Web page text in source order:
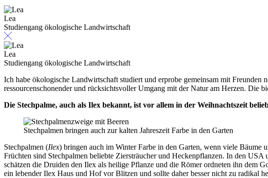
Lea
Studiengang ökologische Landwirtschaft
Lea
Studiengang ökologische Landwirtschaft
Ich habe ökologische Landwirtschaft studiert und erprobe gemeinsam mit
ressourcenschonender und rücksichtsvoller Umgang mit der Natur am Herzen. Die
Die Stechpalme, auch als Ilex bekannt, ist vor allem in der Weihnachtszeit
Stechpalmen bringen auch zur kalten Jahreszeit Farbe in den Garten
Stechpalmen (Ilex) bringen auch im Winter Farbe in den Garten, wenn viele Bäume
Früchten sind Stechpalmen beliebte Ziersträucher und Heckenpflanzen. In den
schätzen die Druiden den Ilex als heilige Pflanze und die Römer ordneten ihn dem
ein lebender Ilex Haus und Hof vor Blitzen und sollte daher besser nicht zu radikal